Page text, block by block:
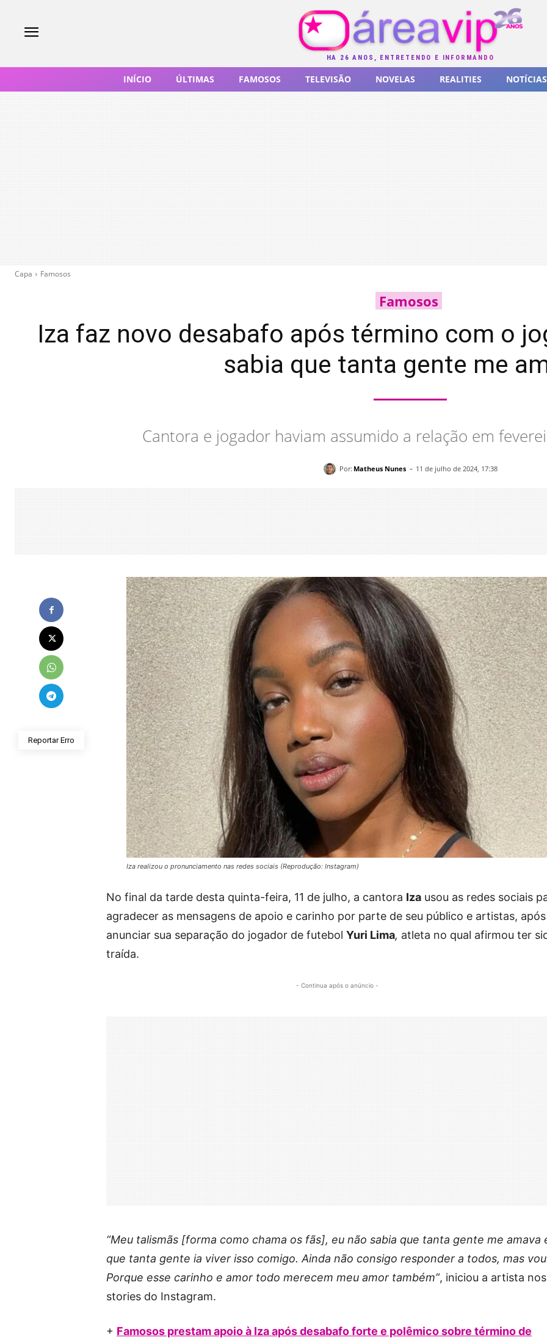
HÁ 26 ANOS, ENTRETENDO E INFORMANDO
INÍCIO ÚLTIMAS FAMOSOS TELEVISÃO NOVELAS REALITIES NOTÍCIAS
Capa Famosos
Famosos
Iza faz novo desabafo após término com o
sabia que tanta gente me
Cantora e jogador haviam assumido a relação em
Por: Matheus Nunes - 11 de julho de 2024, 17:38
Reportar Erro
Iza realizou o pronunciamento nas redes sociais (Reprodução: Instagram)
No final da tarde desta quinta-feira, 11 de julho, a cantora Iza usou as redes sociais
agradecer as mensagens de apoio e carinho por parte de seu público e artistas, após
anunciar sua separação do jogador de futebol Yuri Lima, atleta no qual afirmou ter
traída.
- Continua após o anúncio -
“Meu talismãs [forma como chama os fãs], eu não sabia que tanta gente me amava
que tanta gente ia viver isso comigo. Ainda não consigo responder a todos, mas
Porque esse carinho e amor todo merecem meu amor também”, iniciou a artista nos
stories do Instagram.
+ Famosos prestam apoio à Iza após desabafo forte e polêmico sobre término de